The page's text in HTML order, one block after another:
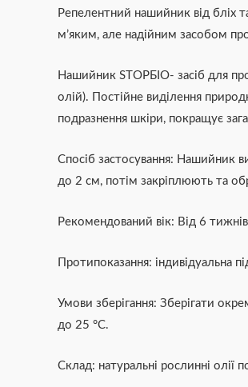
Репелентний нашийник від бліх
м’яким, але надійним засобом
Нашийник STOPБІО- засіб для
олій). Постійне виділення
подразнення шкіри, покращує
Спосіб застосування:
до 2 см, потім закріплюють та
Рекомендований вік: Від 6
Протипоказання: iндивідуальна
Умови зберігання: Зберігати
до 25 °С.
Склад: натуральні рослинні олії